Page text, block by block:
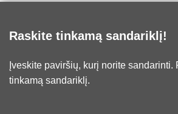
Raskite tinkamą sandariklį!
Įveskite paviršių, kurį norite sandarinti.
tinkamą sandariklį.